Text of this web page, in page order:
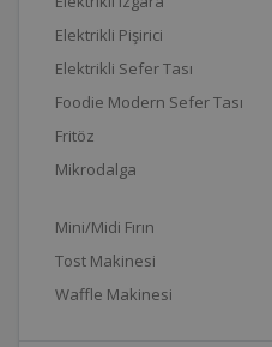
Elektrikli Pişirici
Elektrikli Sefer Tası
Foodie Modern Sefer Tası
Fritöz
Mikrodalga
Mini/Midi Fırın
Tost Makinesi
Waffle Makinesi